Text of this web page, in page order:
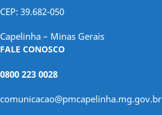
CEP: 39.682-050
Capelinha – Minas Gerais
FALE CONOSCO
0800 223 0028
comunicacao@pmcapelinha.mg.gov.br